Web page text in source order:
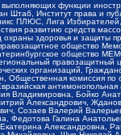
функции
Штаб, Институт права и
ПЛЮС, Лига Избирателей,
развитию средств
здоровья и защиты
общество
общество
организаций,
Общественная комиссия
Владимировна, Бойко
Александрович,
Созаев Валерий
Федотова Галина
Александровна,